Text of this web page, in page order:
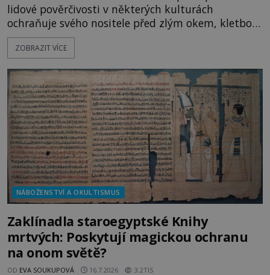
lidové pověrčivosti v některých kulturách
ochraňuje svého nositele před zlým okem, kletbou,
která může přivodit neštěstí či nemoc. S tímto
nenápadným symbolem magické ochrany lze
nebo Leonarda DiCapria. Na Blízkém východě a v
židovských komunitách po celém světě, je
ZOBRAZIT VÍCE
NÁBOŽENSTVÍ A OKULTISMUS
Zaklínadla staroegyptské Knihy
mrtvých: Poskytují magickou ochranu
na onom světě?
OD EVA SOUKUPOVÁ 16.7.2026 3.2TIS